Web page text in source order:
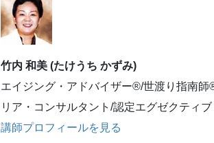
竹内 和美 (たけうち かずみ)
エイジング・アドバイザー®/世渡り指南
リア・コンサルタント/認定エグゼクティ
講師プロフィールを見る